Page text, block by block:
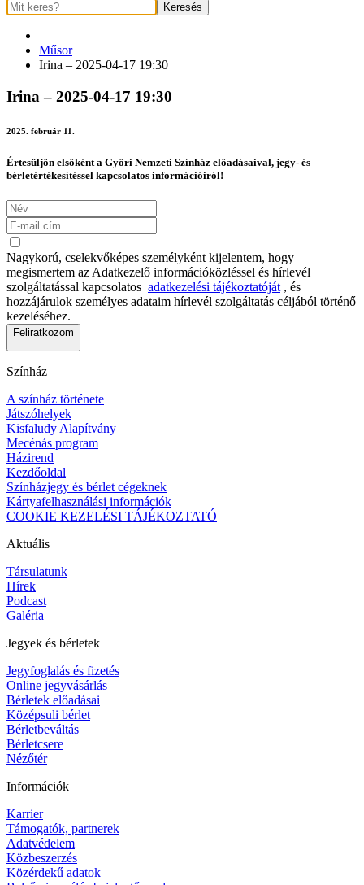
Keresés
Műsor
Irina – 2025-04-17 19:30
Irina – 2025-04-17 19:30
2025. február 11.
Értesüljön elsőként a Győri Nemzeti Színház előadásaival, jegy- és
bérletértékesítéssel kapcsolatos információiról!
Nagykorú, cselekvőképes személyként kijelentem, hogy
megismertem az Adatkezelő információközléssel és hírlevél
szolgáltatással kapcsolatos adatkezelési tájékoztatóját , és
hozzájárulok személyes adataim hírlevél szolgáltatás céljából történő
kezeléséhez.
Feliratkozom
Színház
A színház története
Játszóhelyek
Kisfaludy Alapítvány
Mecénás program
Házirend
Kezdőoldal
Színházjegy és bérlet cégeknek
Kártyafelhasználási információk
COOKIE KEZELÉSI TÁJÉKOZTATÓ
Aktuális
Társulatunk
Hírek
Podcast
Galéria
Jegyek és bérletek
Jegyfoglalás és fizetés
Online jegyvásárlás
Bérletek előadásai
Középsuli bérlet
Bérletbeváltás
Bérletcsere
Nézőtér
Információk
Karrier
Támogatók, partnerek
Adatvédelem
Közbeszerzés
Közérdekű adatok